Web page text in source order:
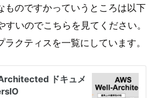
ものですかっていうところは以下
いのでこちらを見てください。
クティスを一覧にしています。